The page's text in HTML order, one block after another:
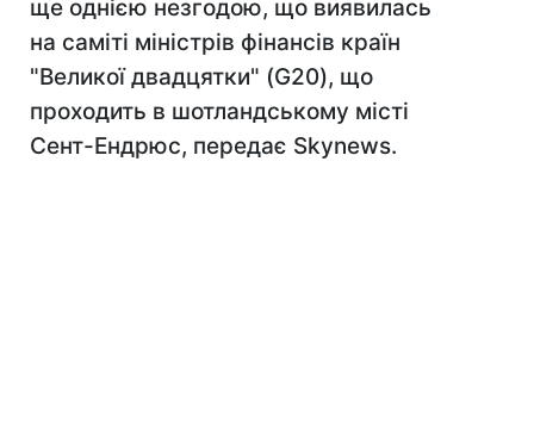
ще однією незгодою, що виявилась
на саміті міністрів фінансів країн
"Великої двадцятки" (G20), що
проходить в шотландському місті
Сент-Ендрюс, передає Skynews.